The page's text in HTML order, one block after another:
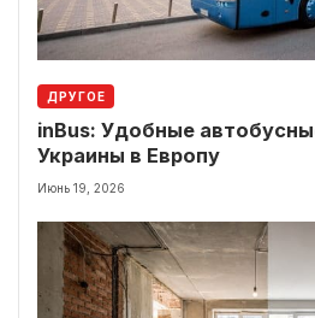
ДРУГОЕ
inBus: Удобные
Украины в Европу
Июнь 19, 2026